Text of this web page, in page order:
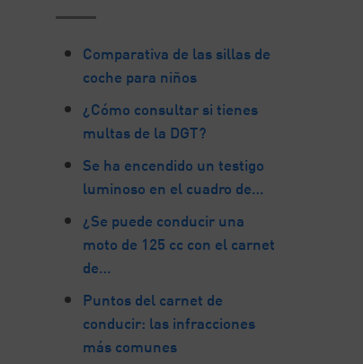
Comparativa de las sillas de
coche para niños
¿Cómo consultar si tienes
multas de la DGT?
Se ha encendido un testigo
luminoso en el cuadro de…
¿Se puede conducir una
moto de 125 cc con el carnet
de…
Puntos del carnet de
conducir: las infracciones
más comunes